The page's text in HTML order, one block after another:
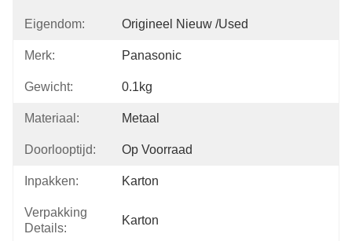
Eigendom: Origineel Nieuw /used
Merk: Panasonic
Gewicht: 0.1kg
Materiaal: Metaal
Doorlooptijd: Op Voorraad
Inpakken: Karton
Verpakking
Details:
Karton